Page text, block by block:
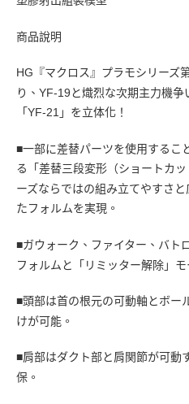
商品說明
HG『マクロス』プラモシリーズ
り、YF-19と熾烈な次期主力機
「YF-21」を立体化！
■一部に差替パーツを使用するこ
る「差替三段変形（ショートカ
ーズならではの組み立てやすさ
たフォルムを実現。
■ガウォーク、ファイター、バト
フォルムと「リミッター解除」モ
■頭部は首の根元の可動軸とボー
けが可能。
■肩部はダクト部と肩関節が可動
保。